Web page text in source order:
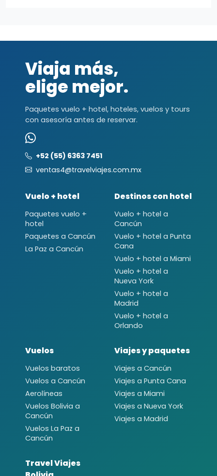
Viaja más,
elige mejor.
Paquetes vuelo + hotel, hoteles, vuelos y tours
con asesoría antes de reservar.
+52 (55) 6363 7451
ventas4@travelviajes.com.mx
Vuelo + hotel
Paquetes vuelo +
hotel
Paquetes a Cancún
La Paz a Cancún
Destinos con hotel
Vuelo + hotel a
Cancún
Vuelo + hotel a Punta
Cana
Vuelo + hotel a Miami
Vuelo + hotel a
Nueva York
Vuelo + hotel a
Madrid
Vuelo + hotel a
Orlando
Vuelos
Vuelos baratos
Vuelos a Cancún
Aerolíneas
Vuelos Bolivia a
Cancún
Vuelos La Paz a
Cancún
Viajes y paquetes
Viajes a Cancún
Viajes a Punta Cana
Viajes a Miami
Viajes a Nueva York
Viajes a Madrid
Travel Viajes